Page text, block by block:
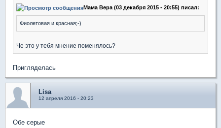
Мама Вера (03 декабря 2015 - 20:55) писал:
Фиолетовая и красная;-)
Че это у тебя мнение поменялось?
Пригляделась
Lisa
12 апреля 2016 - 20:23
Обе серые